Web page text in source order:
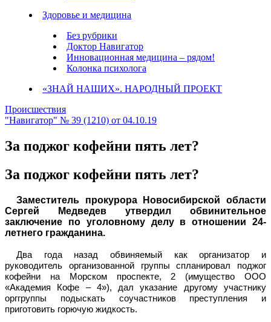
Здоровье и медицина
Без рубрики
Доктор Навигатор
Инновационная медицина – рядом!
Колонка психолога
«ЗНАЙ НАШИХ». НАРОДНЫЙ ПРОЕКТ
Происшествия
"Навигатор" № 39 (1210) от 04.10.19
За поджог кофейни пять лет?
За поджог кофейни пять лет?
Заместитель прокурора Новосибирской области
Сергей Медведев утвердил обвинительное
заключение по уголовному делу в отношении 24-
летнего гражданина.
Два года назад обвиняемый как организатор и
руководитель организованной группы спланировал поджог
кофейни на Морском проспекте, 2 (имущество ООО
«Академия Кофе – 4»), дал указание другому участнику
орггруппы подыскать соучастников преступления и
приготовить горючую жидкость.